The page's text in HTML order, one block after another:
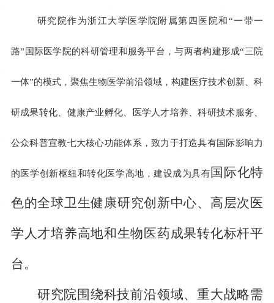
研究院作为浙江大学医学院附属第四医院和“一带一
路”国际医学院的科研管理和服务平台，与两者构建形成“三院
一体”的模式，聚焦生物医学前沿领域，构建医疗技术创新、科
研成果转化、健康产业孵化、医学人才培养、科研技术服务、
公众科普宣教七大核心功能体系，致力于打造具有国际影响力
的医学创新枢纽和转化医学高地，建设成为具有国际化特
色的全球卫生健康研究创新中心、高层次医
学人才培养高地和生物医药成果转化标杆平
台。
研究院围绕科技前沿领域、重大战略需